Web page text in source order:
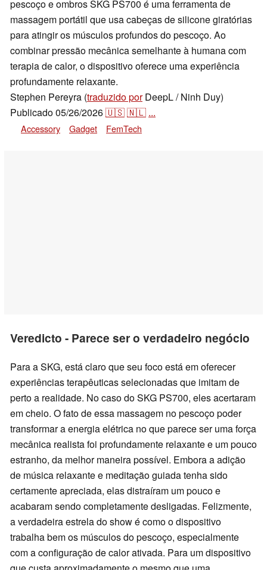
pescoço e ombros SKG PS700 é uma ferramenta de
massagem portátil que usa cabeças de silicone giratórias
para atingir os músculos profundos do pescoço. Ao
combinar pressão mecânica semelhante à humana com
terapia de calor, o dispositivo oferece uma experiência
profundamente relaxante.
Stephen Pereyra (traduzido porDeepL / Ninh Duy)
Publicado05/26/2026🇺🇸🇳🇱 ...
Accessory Gadget FemTech
Veredicto - Parece ser o verdadeiro negócio
Para a SKG, está claro que seu foco está em oferecer
experiências terapêuticas selecionadas que imitam de
perto a realidade. No caso do SKG PS700, eles acertaram
em cheio. O fato de essa massagem no pescoço poder
transformar a energia elétrica no que parece ser uma força
mecânica realista foi profundamente relaxante e um pouco
estranho, da melhor maneira possível. Embora a adição
de música relaxante e meditação guiada tenha sido
certamente apreciada, elas distraíram um pouco e
acabaram sendo completamente desligadas. Felizmente,
a verdadeira estrela do show é como o dispositivo
trabalha bem os músculos do pescoço, especialmente
com a configuração de calor ativada. Para um dispositivo